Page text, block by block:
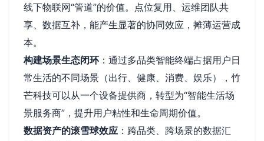
线下物联网“管道”的价值。点位复用、运维团队共
享、数据互补，能产生显著的协同效应，摊薄运营成
本。
构建场景生态闭环：通过多品类智能终端占据用户日
常生活的不同场景（出行、健康、消费、娱乐），竹
芒科技可以从一个设备提供商，转型为“智能生活场
景服务商”，提升用户粘性和生命周期价值。
数据资产的滚雪球效应 ：跨品类、跨场景的数据汇